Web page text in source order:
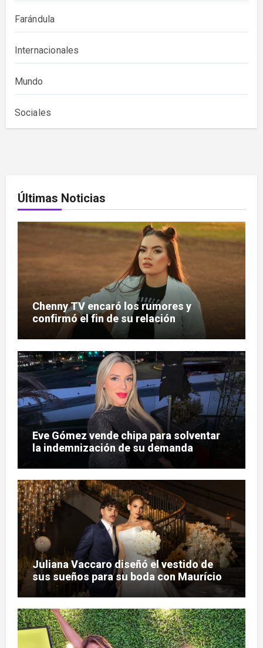
Farándula
Internacionales
Mundo
Sociales
Últimas Noticias
Chenny TV encaró los rumores y
confirmó el fin de su relación
Eve Gómez vende chipa para solventar
la indemnización de su demanda
Juliana Vaccaro diseñó el vestido de
sus sueños para su boda con Maurício
Prado